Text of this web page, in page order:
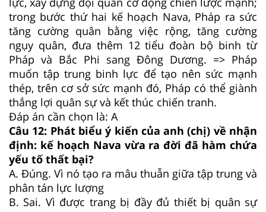
trong bước thứ hai kế hoạch Nava, Pháp ra sức
tăng cường quân bằng việc rộng, tăng cường
ngụy quân, đưa thêm 12 tiểu đoàn bộ binh từ
Pháp và Bắc Phi sang Đông Dương. => Pháp
muốn tập trung binh lực để tạo nên sức mạnh
thép, trên cơ sở sức mạnh đó, Pháp có thể giành
thắng lợi quân sự và kết thúc chiến tranh.
Đáp án cần chọn là: A
Câu 12: Phát biểu ý kiến của anh (chị) về nhận
định: kế hoạch Nava vừa ra đời đã hàm chứa
yếu tố thất bại?
A. Đúng. Vì nó tạo ra mâu thuẫn giữa tập trung và
phân tán lực lượng
B. Sai. Vì được trang bị đầy đủ thiết bị quân sự